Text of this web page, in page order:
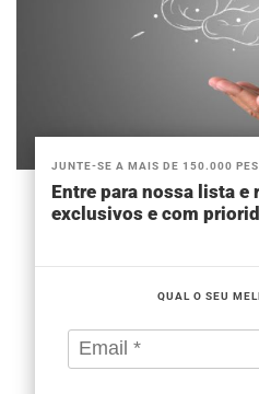
JUNTE-SE A MAIS DE 150.000
Entre para nossa lista e
exclusivos e com
QUAL O SEU